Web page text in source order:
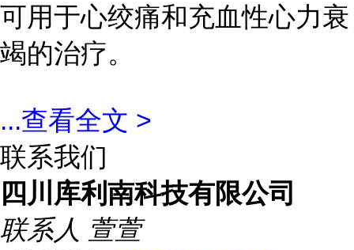
可用于心绞痛和充血性心力衰
竭的治疗。
...查看全文 >
联系我们
四川库利南科技有限公司
联系人 萱萱